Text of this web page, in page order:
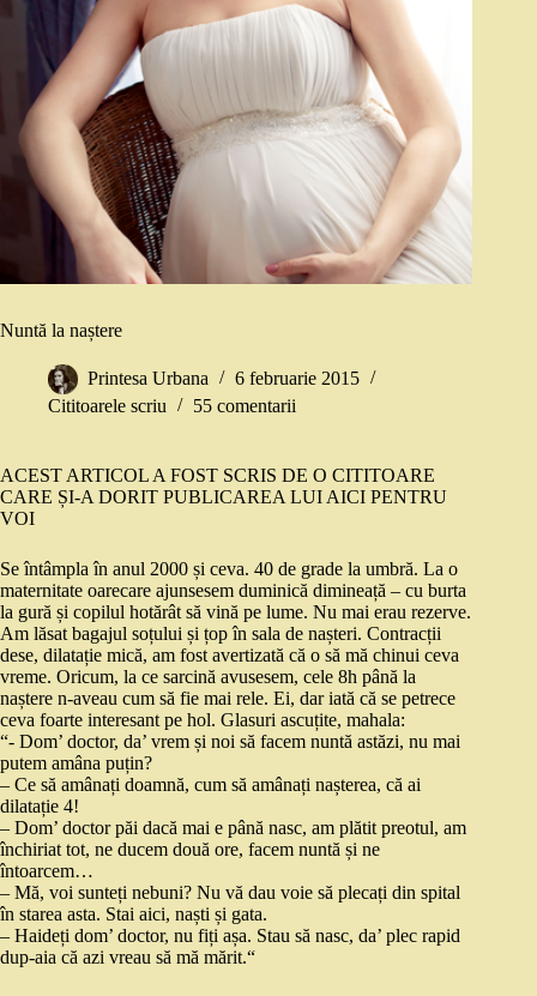
Nuntă la naștere
Printesa Urbana
6 februarie 2015
Cititoarele scriu
55 comentarii
ACEST ARTICOL A FOST SCRIS DE O CITITOARE
CARE ȘI-A DORIT PUBLICAREA LUI AICI PENTRU
VOI
Se întâmpla în anul 2000 și ceva. 40 de grade la umbră. La o
maternitate oarecare ajunsesem duminică dimineață – cu burta
la gură și copilul hotărât să vină pe lume. Nu mai erau rezerve.
Am lăsat bagajul soțului și țop în sala de nașteri. Contracții
dese, dilatație mică, am fost avertizată că o să mă chinui ceva
vreme. Oricum, la ce sarcină avusesem, cele 8h până la
naștere n-aveau cum să fie mai rele. Ei, dar iată că se petrece
ceva foarte interesant pe hol. Glasuri ascuțite, mahala:
“- Dom’ doctor, da’ vrem și noi să facem nuntă astăzi, nu mai
putem amâna puțin?
– Ce să amânați doamnă, cum să amânați nașterea, că ai
dilatație 4!
– Dom’ doctor păi dacă mai e până nasc, am plătit preotul, am
închiriat tot, ne ducem două ore, facem nuntă și ne
întoarcem…
– Mă, voi sunteți nebuni? Nu vă dau voie să plecați din spital
în starea asta. Stai aici, naști și gata.
– Haideți dom’ doctor, nu fiți așa. Stau să nasc, da’ plec rapid
dup-aia că azi vreau să mă mărit.“